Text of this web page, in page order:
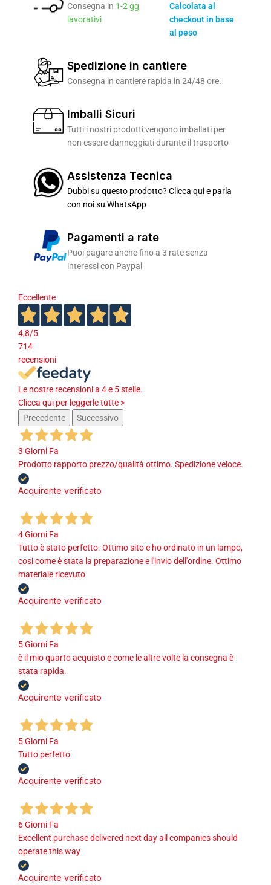
Consegna in 1-2 gg
lavorativi
Calcolata al
checkout in base
al peso
Spedizione in cantiere
Consegna in cantiere rapida in 24/48 ore.
Imballi Sicuri
Tutti i nostri prodotti vengono imballati per
non essere danneggiati durante il trasporto
Assistenza Tecnica
Dubbi su questo prodotto? Clicca qui e parla
con noi su WhatsApp
Pagamenti a rate
Puoi pagare anche fino a 3 rate senza
interessi con Paypal
Eccellente
4,8/5
714
recensioni
Le nostre recensioni a 4 e 5 stelle.
Clicca qui per leggerle tutte >
Precedente
Successivo
3 Giorni Fa
Prodotto rapporto prezzo/qualità ottimo. Spedizione veloce.
Acquirente verificato
4 Giorni Fa
Tutto è stato perfetto. Ottimo sito e ho ordinato in un lampo,
cosi come è stata la preparazione e l'invio dell'ordine. Ottimo
materiale ricevuto
Acquirente verificato
5 Giorni Fa
è il mio quarto acquisto e come le altre volte la consegna è
stata rapida.
Acquirente verificato
5 Giorni Fa
Tutto perfetto
Acquirente verificato
6 Giorni Fa
Excellent purchase delivered next day all companies should
operate this way
Acquirente verificato